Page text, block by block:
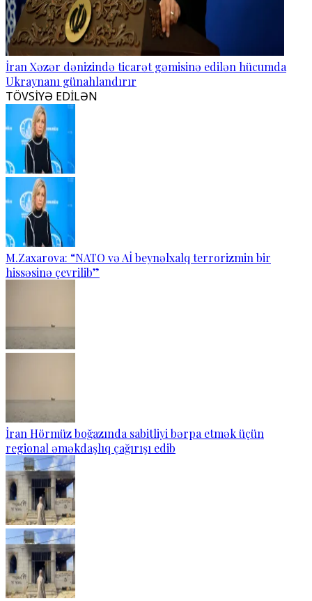
İran Xəzər dənizində ticarət gəmisinə edilən hücumda
Ukraynanı günahlandırır
TÖVSİYƏ EDİLƏN
M.Zaxarova: “NATO və Aİ beynəlxalq terrorizmin bir
hissəsinə çevrilib”
İran Hörmüz boğazında sabitliyi bərpa etmək üçün
regional əməkdaşlıq çağırışı edib